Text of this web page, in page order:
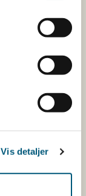
Vis detaljer